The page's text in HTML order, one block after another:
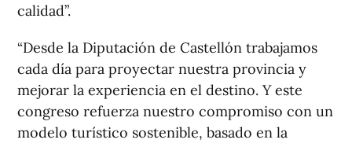
calidad”.
“Desde la Diputación de Castellón trabajamos
cada día para proyectar nuestra provincia y
mejorar la experiencia en el destino. Y este
congreso refuerza nuestro compromiso con un
modelo turístico sostenible, basado en la